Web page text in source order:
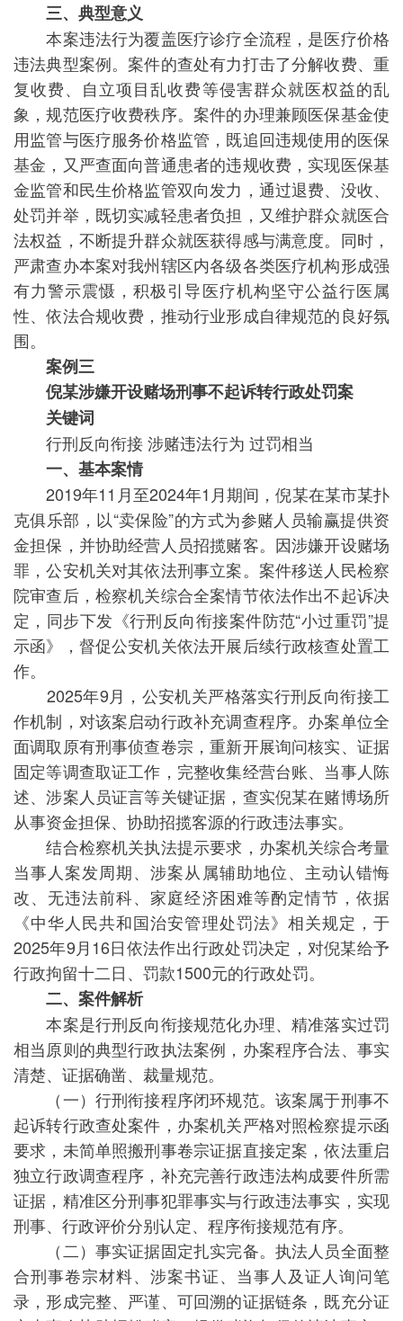
三、典型意义
本案违法行为覆盖医疗诊疗全流程，是医疗价格
违法典型案例。案件的查处有力打击了分解收费、重
复收费、自立项目乱收费等侵害群众就医权益的乱
象，规范医疗收费秩序。案件的办理兼顾医保基金使
用监管与医疗服务价格监管，既追回违规使用的医保
基金，又严查面向普通患者的违规收费，实现医保基
金监管和民生价格监管双向发力，通过退费、没收、
处罚并举，既切实减轻患者负担，又维护群众就医合
法权益，不断提升群众就医获得感与满意度。同时，
严肃查办本案对我州辖区内各级各类医疗机构形成强
有力警示震慑，积极引导医疗机构坚守公益行医属
性、依法合规收费，推动行业形成自律规范的良好氛
围。
案例三
倪某涉嫌开设赌场刑事不起诉转行政处罚案
关键词
行刑反向衔接 涉赌违法行为 过罚相当
一、基本案情
2019年11月至2024年1月期间，倪某在某市某扑
克俱乐部，以“卖保险”的方式为参赌人员输赢提供资
金担保，并协助经营人员招揽赌客。因涉嫌开设赌场
罪，公安机关对其依法刑事立案。案件移送人民检察
院审查后，检察机关综合全案情节依法作出不起诉决
定，同步下发《行刑反向衔接案件防范“小过重罚”提
示函》，督促公安机关依法开展后续行政核查处置工
作。
2025年9月，公安机关严格落实行刑反向衔接工
作机制，对该案启动行政补充调查程序。办案单位全
面调取原有刑事侦查卷宗，重新开展询问核实、证据
固定等调查取证工作，完整收集经营台账、当事人陈
述、涉案人员证言等关键证据，查实倪某在赌博场所
从事资金担保、协助招揽客源的行政违法事实。
结合检察机关执法提示要求，办案机关综合考量
当事人案发周期、涉案从属辅助地位、主动认错悔
改、无违法前科、家庭经济困难等酌定情节，依据
《中华人民共和国治安管理处罚法》相关规定，于
2025年9月16日依法作出行政处罚决定，对倪某给予
行政拘留十二日、罚款1500元的行政处罚。
二、案件解析
本案是行刑反向衔接规范化办理、精准落实过罚
相当原则的典型行政执法案例，办案程序合法、事实
清楚、证据确凿、裁量规范。
（一）行刑衔接程序闭环规范。该案属于刑事不
起诉转行政查处案件，办案机关严格对照检察提示函
要求，未简单照搬刑事卷宗证据直接定案，依法重启
独立行政调查程序，补充完善行政违法构成要件所需
证据，精准区分刑事犯罪事实与行政违法事实，实现
刑事、行政评价分别认定、程序衔接规范有序。
（二）事实证据固定扎实完备。执法人员全面整
合刑事卷宗材料、涉案书证、当事人及证人询问笔
录，形成完整、严谨、可回溯的证据链条，既充分证